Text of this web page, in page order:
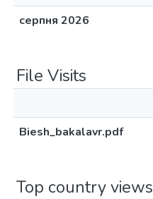
серпня 2026
File Visits
Biesh_bakalavr.pdf
Top country views